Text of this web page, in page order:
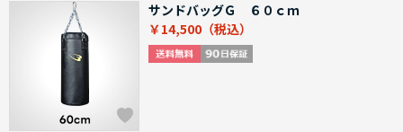
サンドバッグＧ ６０ｃｍ
￥14,500